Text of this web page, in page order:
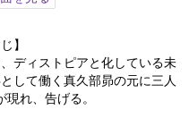
】
ディストピアと化している未
して働く真久部昴の元に三人
れ、告げる。